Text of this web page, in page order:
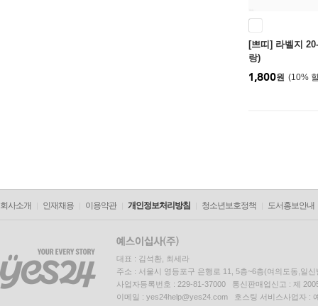
[쁘띠] 라벨지
랑)
10%
1,800원
회사소개 인재채용 이용약관 개인정보처리방침 청소년보호정책 도서홍보안내
대표 : 김석환, 최세라
주소 : 서울시 영등포구 은행로 11, 5층~6층(여의도동,일신
사업자등록번호 : 229-81-37000 통신판매업신고 : 제
이메일 : yes24help@yes24.com 호스팅 서비스사업자 :